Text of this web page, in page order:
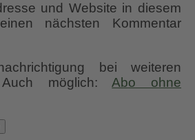
und Website in diesem
nächsten Kommentar
bei weiteren
Auch möglich:Abo ohne